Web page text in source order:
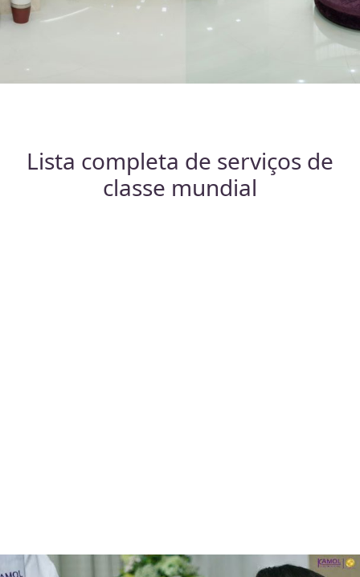
Lista completa de serviços de
classe mundial